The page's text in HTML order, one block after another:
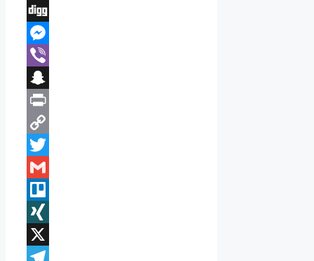
VK
Digg
Messenger
Viber
Snapchat
Print
Copy
Link
Twitter
Gmail
Trello
XING
X